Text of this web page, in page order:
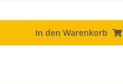
In den Warenkorb